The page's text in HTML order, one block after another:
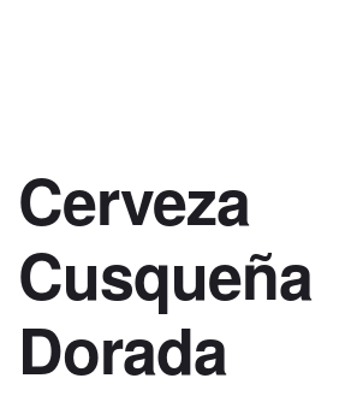
Cerveza
Cusqueña
Dorada